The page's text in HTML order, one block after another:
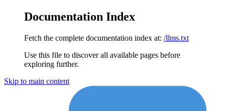
Documentation Index
Fetch the complete documentation index at: /llms.txt
Use this file to discover all available pages before
exploring further.
Skip to main content